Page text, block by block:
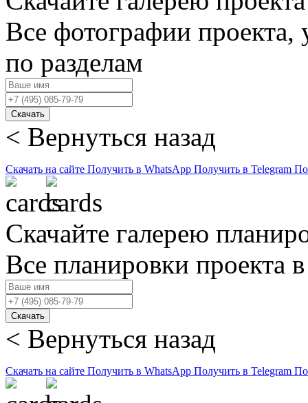
Все фотографии проекта,
по разделам
Скачать
< Вернуться назад
Скачать на сайте Получить в WhatsApp Получить в Telegram
Скачайте галерею
Все планировки проекта
Скачать
< Вернуться назад
Скачать на сайте Получить в WhatsApp Получить в Telegram